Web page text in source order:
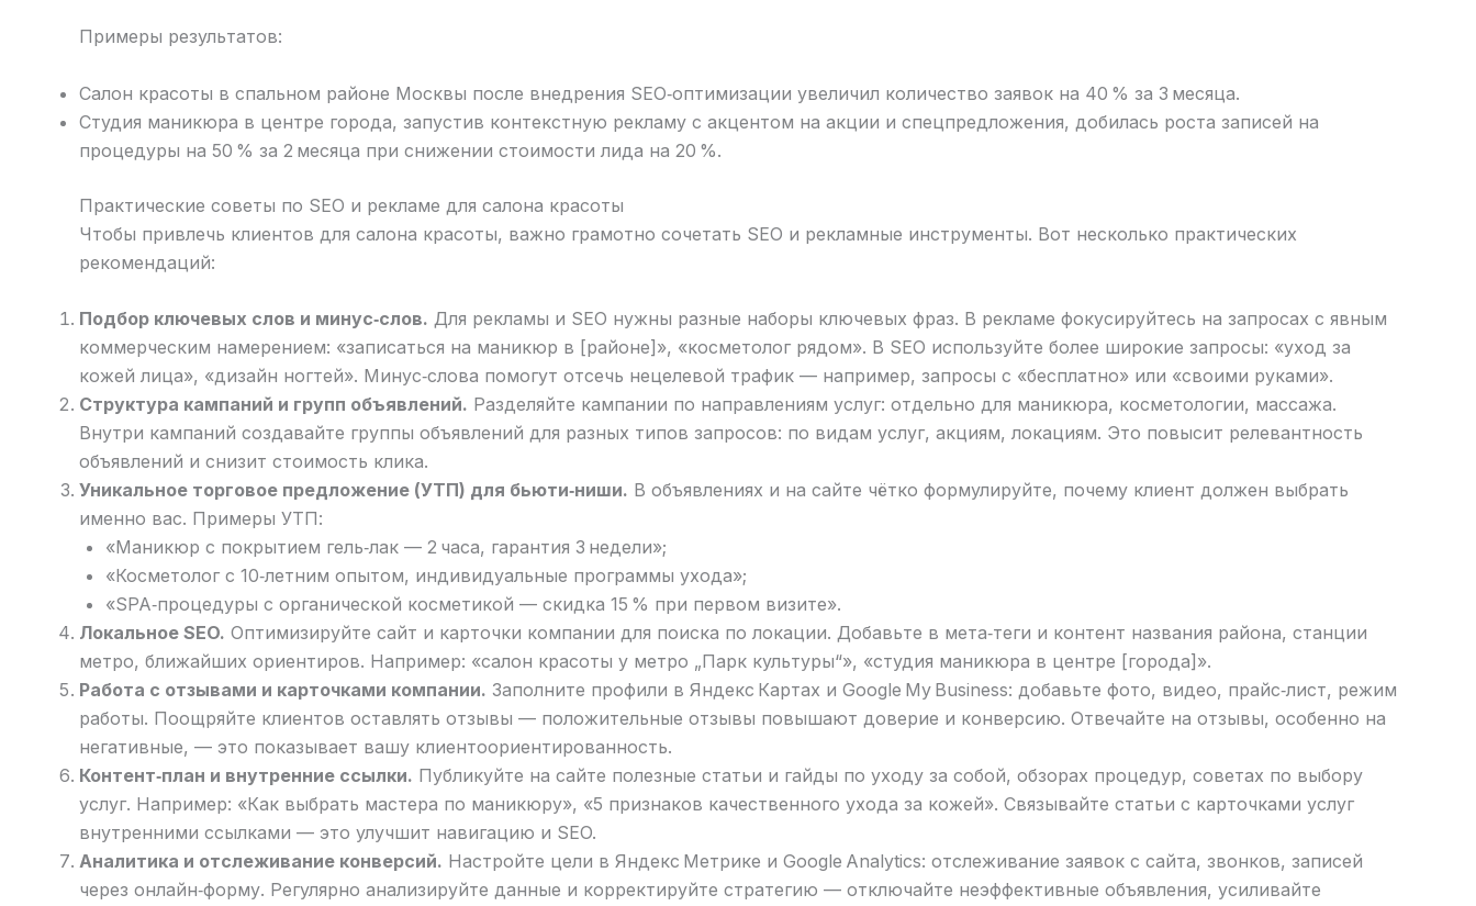
Примеры результатов:
Салон красоты в спальном районе Москвы после внедрения SEO‑оптимизации увеличил количество заявок на 40 % за 3 месяца.
Студия маникюра в центре города, запустив контекстную рекламу с акцентом на акции и спецпредложения, добилась роста записей на
процедуры на 50 % за 2 месяца при снижении стоимости лида на 20 %.
Практические советы по SEO и рекламе для салона красоты
Чтобы привлечь клиентов для салона красоты, важно грамотно сочетать SEO и рекламные инструменты. Вот несколько практических
рекомендаций:
Подбор ключевых слов и минус‑слов. Для рекламы и SEO нужны разные наборы ключевых фраз. В рекламе фокусируйтесь на запросах с явным
коммерческим намерением: «записаться на маникюр в [районе]», «косметолог рядом». В SEO используйте более широкие запросы: «уход за
кожей лица», «дизайн ногтей». Минус‑слова помогут отсечь нецелевой трафик — например, запросы с «бесплатно» или «своими руками».
Структура кампаний и групп объявлений. Разделяйте кампании по направлениям услуг: отдельно для маникюра, косметологии, массажа.
Внутри кампаний создавайте группы объявлений для разных типов запросов: по видам услуг, акциям, локациям. Это повысит релевантность
объявлений и снизит стоимость клика.
Уникальное торговое предложение (УТП) для бьюти‑ниши. В объявлениях и на сайте чётко формулируйте, почему клиент должен выбрать
именно вас. Примеры УТП:
«Маникюр с покрытием гель‑лак — 2 часа, гарантия 3 недели»;
«Косметолог с 10‑летним опытом, индивидуальные программы ухода»;
«SPA‑процедуры с органической косметикой — скидка 15 % при первом визите».
Локальное SEO. Оптимизируйте сайт и карточки компании для поиска по локации. Добавьте в мета‑теги и контент названия района, станции
метро, ближайших ориентиров. Например: «салон красоты у метро „Парк культуры“», «студия маникюра в центре [города]».
Работа с отзывами и карточками компании. Заполните профили в Яндекс Картах и Google My Business: добавьте фото, видео, прайс‑лист, режим
работы. Поощряйте клиентов оставлять отзывы — положительные отзывы повышают доверие и конверсию. Отвечайте на отзывы, особенно на
негативные, — это показывает вашу клиентоориентированность.
Контент‑план и внутренние ссылки. Публикуйте на сайте полезные статьи и гайды по уходу за собой, обзорах процедур, советах по выбору
услуг. Например: «Как выбрать мастера по маникюру», «5 признаков качественного ухода за кожей». Связывайте статьи с карточками услуг
внутренними ссылками — это улучшит навигацию и SEO.
Аналитика и отслеживание конверсий. Настройте цели в Яндекс Метрике и Google Analytics: отслеживание заявок с сайта, звонков, записей
через онлайн‑форму. Регулярно анализируйте данные и корректируйте стратегию — отключайте неэффективные объявления, усиливайте